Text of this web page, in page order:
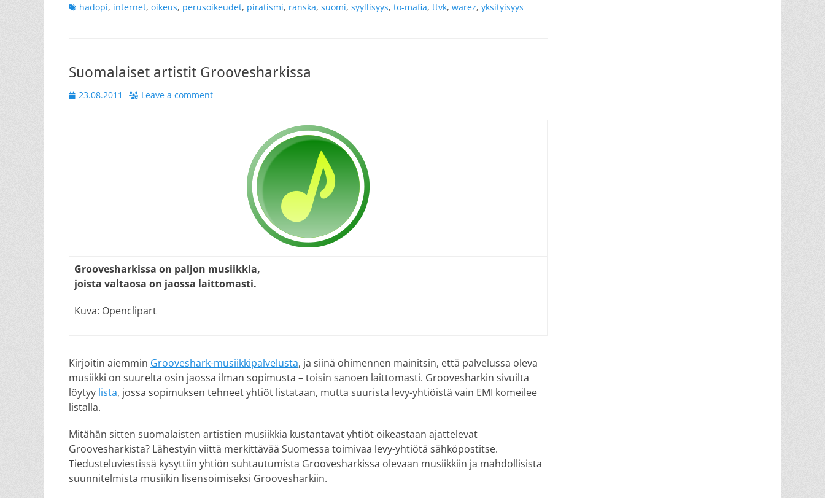
Tagshadopi, internet, oikeus, perusoikeudet, piratismi, ranska, suomi, syyllisyys, to-mafia, ttvk, warez, yksityisyys
Suomalaiset artistit Groovesharkissa
Posted
23.08.2011 Leave a comment
Groovesharkissa on paljon musiikkia,
joista valtaosa on jaossa laittomasti.
Kuva: Openclipart
Kirjoitin aiemmin Grooveshark-musiikkipalvelusta, ja siinä ohimennen mainitsin, että palvelussa oleva
musiikki on suurelta osin jaossa ilman sopimusta – toisin sanoen laittomasti. Groovesharkin sivuilta
löytyy lista, jossa sopimuksen tehneet yhtiöt listataan, mutta suurista levy-yhtiöistä vain EMI komeilee
listalla.
Mitähän sitten suomalaisten artistien musiikkia kustantavat yhtiöt oikeastaan ajattelevat
Groovesharkista? Lähestyin viittä merkittävää Suomessa toimivaa levy-yhtiötä sähköpostitse.
Tiedusteluviestissä kysyttiin yhtiön suhtautumista Groovesharkissa olevaan musiikkiin ja mahdollisista
suunnitelmista musiikin lisensoimiseksi Groovesharkiin.